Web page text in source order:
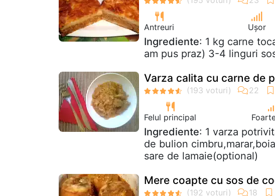
Antreuri Ușor
Ingrediente: 1 kg carne
am pus praz) 3-4 linguri
Varza calita cu carne de
Felul principal
Ingrediente: 1 varza
de bulion
sare de lamaie(optional)
Mere coapte cu sos de